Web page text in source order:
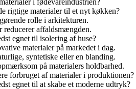
rigtige materialer til et nyt køkken?
rolle i arkitekturen.
reducerer affaldsmængden.
egnet til isolering af huse?
materialer på markedet i dag.
syntetiske eller en blanding.
på materialers holdbarhed.
forbruget af materialer i produktionen?
egnet til at skabe et moderne udtryk?